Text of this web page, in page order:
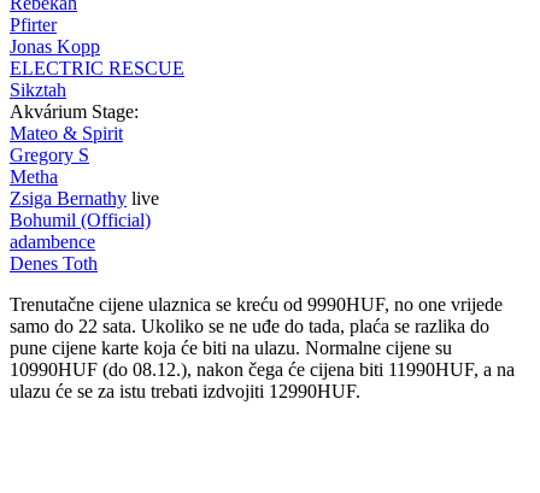
Pfirter
Jonas Kopp
ELECTRIC RESCUE
Sikztah
Akvárium Stage:
Mateo & Spirit
Gregory S
Metha
Zsiga Bernathy live
Bohumil (Official)
adambence
Denes Toth
Trenutačne cijene ulaznica se kreću od 9990HUF, no one vrijede
samo do 22 sata. Ukoliko se ne uđe do tada, plaća se razlika do
pune cijene karte koja će biti na ulazu. Normalne cijene su
10990HUF (do 08.12.), nakon čega će cijena biti 11990HUF, a na
ulazu će se za istu trebati izdvojiti 12990HUF.